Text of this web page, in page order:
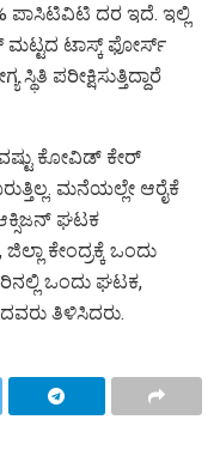
ಪಾಸಿಟಿವಿಟಿ ದರ ಇದೆ. ಇಲ್ಲಿ
ಮಟ್ಟದ ಟಾಸ್ಕ್ ಫೋರ್ಸ್
ಪರೀಕ್ಷಿಸುತ್ತಿದ್ದಾರೆ
ಕೋವಿಡ್ ಕೇರ್
ಮನೆಯಲ್ಲೇ ಆರೈಕೆ
ಘಟಕ
ಕೇಂದ್ರಕ್ಕೆ ಒಂದು
ಒಂದು ಘಟಕ,
ತಿಳಿಸಿದರು.